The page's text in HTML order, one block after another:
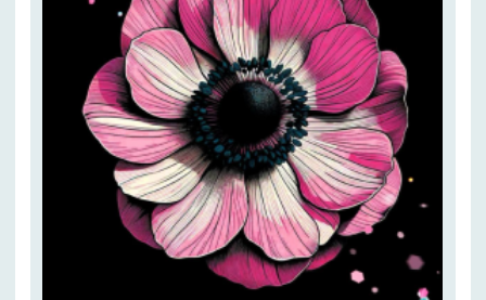
5 урок
Пшеничное поле текстурной
пастой. Формат А2